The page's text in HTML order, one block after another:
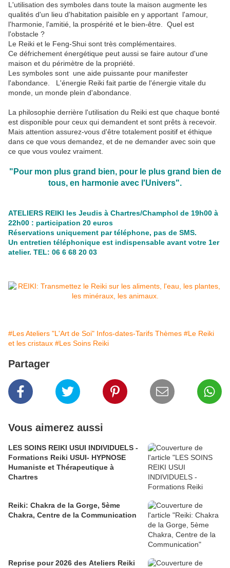
L'utilisation des symboles dans toute la maison augmente les
qualités d'un lieu d'habitation paisible en y apportant l'amour,
l'harmonie, l'amitié, la prospérité et le bien-être. Quel est
l'obstacle ?
Le Reiki et le Feng-Shui sont très complémentaires.
Ce défrichement énergétique peut aussi se faire autour d'une
maison et du périmètre de la propriété.
Les symboles sont une aide puissante pour manifester
l'abondance. L'énergie Reiki fait partie de l'énergie vitale du
monde, un monde plein d'abondance.
La philosophie derrière l'utilisation du Reiki est que chaque bonté
est disponible pour ceux qui demandent et sont prêts à recevoir.
Mais attention assurez-vous d'être totalement positif et éthique
dans ce que vous demandez, et de ne demander avec soin que
ce que vous voulez vraiment.
"Pour mon plus grand bien, pour le plus grand bien de
tous, en harmonie avec l'Univers".
ATELIERS REIKI les Jeudis à Chartres/Champhol de 19h00 à
22h00 : participation 20 euros
Réservations uniquement par téléphone, pas de SMS.
Un entretien téléphonique est indispensable avant votre 1er
atelier. TEL: 06 6 68 20 03
#Les Ateliers "L'Art de Soi" Infos-dates-Tarifs Thèmes #Le Reiki
et les cristaux #Les Soins Reiki
Partager
Vous aimerez aussi
LES SOINS REIKI USUI INDIVIDUELS -
Formations Reiki USUI- HYPNOSE
Humaniste et Thérapeutique à
Chartres
Reiki: Chakra de la Gorge, 5ème
Chakra, Centre de la Communication
Reprise pour 2026 des Ateliers Reiki